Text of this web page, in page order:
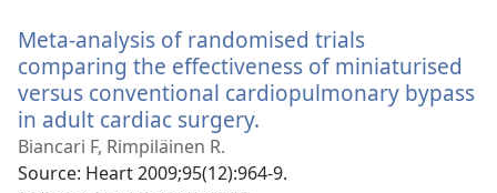
Meta-analysis of randomised trials
comparing the effectiveness of miniaturised
versus conventional cardiopulmonary bypass
in adult cardiac surgery.
новому
Biancari F, Rimpiläinen R.
Source‎: Heart 2009;95(12):964-9.